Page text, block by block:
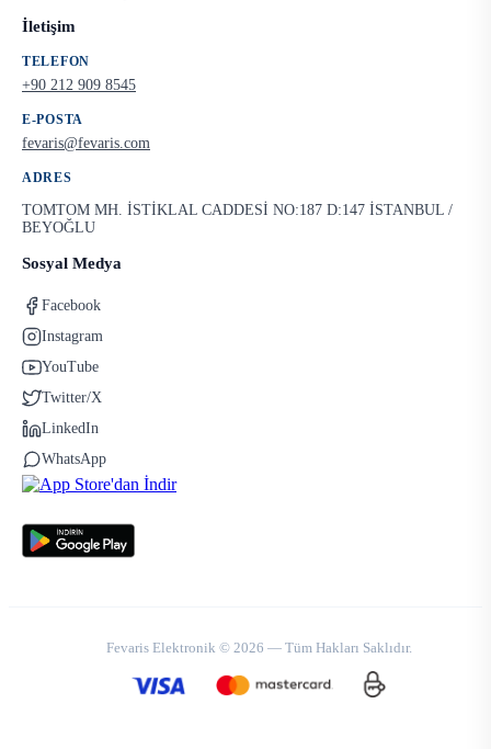
İletişim
TELEFON
+90 212 909 8545
E-POSTA
fevaris@fevaris.com
ADRES
TOMTOM MH. İSTİKLAL CADDESİ NO:187 D:147 İSTANBUL /
BEYOĞLU
Sosyal Medya
Facebook
Instagram
YouTube
Twitter/X
LinkedIn
WhatsApp
Fevaris Elektronik © 2026 — Tüm Hakları Saklıdır.